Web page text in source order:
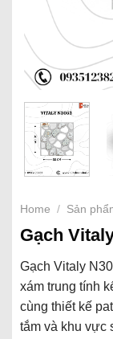
Home / Sản
Gạch
Gạch Vitaly
xám trung tính
cùng thiết kế
tắm và khu vực